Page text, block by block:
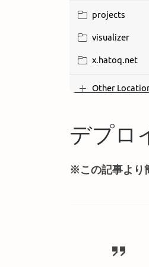
デプロ
※この記事より